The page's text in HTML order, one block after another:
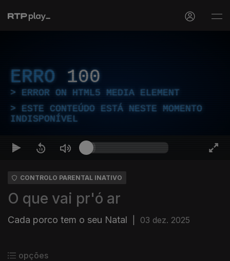
ERRO 100
ERROR ON HTML5 MEDIA ELEMENT
ESTE CONTEÚDO ESTÁ NESTE MOMENTO
INDISPONÍVEL
CONTROLO PARENTAL INATIVO
O que vai pr'ó ar
Cada porco tem o seu Natal 03 dez. 2025
opções